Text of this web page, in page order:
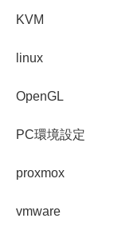
KVM
linux
OpenGL
PC環境設定
proxmox
vmware